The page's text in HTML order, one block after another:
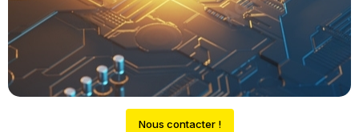
Nous contacter !